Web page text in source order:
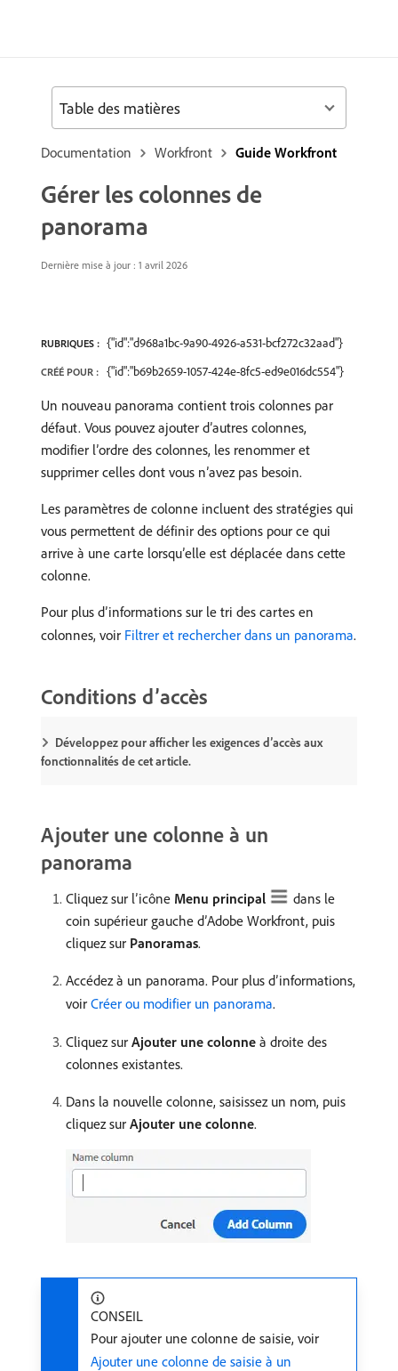
Documentation Workfront Guide Workfront
Gérer les colonnes de
panorama
Dernière mise à jour : 1 avril 2026
RUBRIQUES : {"id":"d968a1bc-9a90-4926-a531-bcf272c32aad"}
CRÉÉ POUR : {"id":"b69b2659-1057-424e-8fc5-ed9e016dc554"}
Un nouveau panorama contient trois colonnes par
défaut. Vous pouvez ajouter d’autres colonnes,
modifier l’ordre des colonnes, les renommer et
supprimer celles dont vous n’avez pas besoin.
Les paramètres de colonne incluent des stratégies qui
vous permettent de définir des options pour ce qui
arrive à une carte lorsqu’elle est déplacée dans cette
colonne.
Pour plus d’informations sur le tri des cartes en
colonnes, voir Filtrer et rechercher dans un panorama.
Conditions d’accès
Développez pour afficher les exigences d’accès aux
fonctionnalités de cet article.
Ajouter une colonne à un
panorama
Cliquez sur l’icône Menu principal
dans le
coin supérieur gauche d’Adobe Workfront, puis
cliquez sur Panoramas.
Accédez à un panorama. Pour plus d’informations,
voir Créer ou modifier un panorama.
Cliquez sur Ajouter une colonne à droite des
colonnes existantes.
Dans la nouvelle colonne, saisissez un nom, puis
cliquez sur Ajouter une colonne.
CONSEIL
Pour ajouter une colonne de saisie, voir
Ajouter une colonne de saisie à un
Table des matières